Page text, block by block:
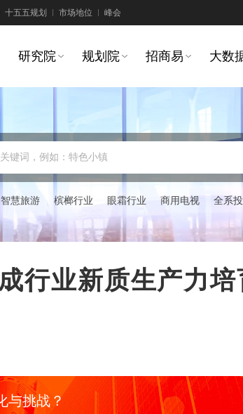
十五五规划 市场地位 峰会
研究院 规划院 招商易 大数
键词，例如：特色小镇
智慧旅游 槟榔行业 眼霜行业 商用电视 全系
行业新质生产力
与挑战？